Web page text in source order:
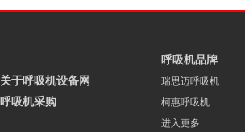
关于呼吸机设备网
呼吸机采购
呼吸机品牌
瑞思迈呼吸机
柯惠呼吸机
进入更多